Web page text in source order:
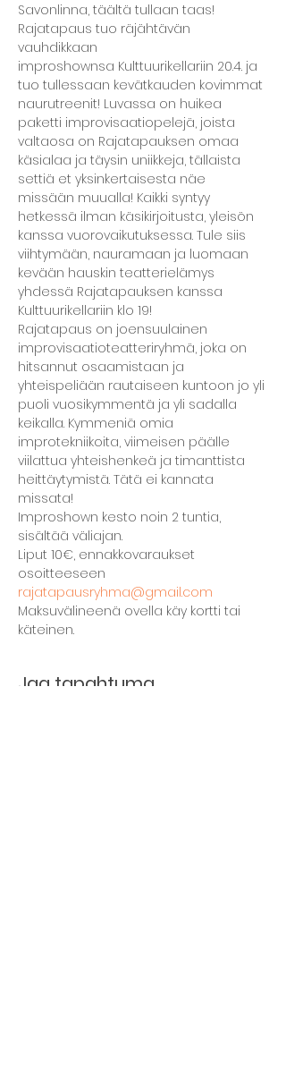
Savonlinna, täältä tullaan taas!
Rajatapaus tuo räjähtävän
vauhdikkaan
improshownsa Kulttuurikellariin 20.4. ja
tuo tullessaan kevätkauden kovimmat
naurutreenit! Luvassa on huikea
paketti improvisaatiopelejä, joista
valtaosa on Rajatapauksen omaa
käsialaa ja täysin uniikkeja, tällaista
settiä et yksinkertaisesta näe
missään muualla! Kaikki syntyy
hetkessä ilman käsikirjoitusta, yleisön
kanssa vuorovaikutuksessa. Tule siis
viihtymään, nauramaan ja luomaan
kevään hauskin teatterielämys
yhdessä Rajatapauksen kanssa
Kulttuurikellariin klo 19!
Rajatapaus on joensuulainen
improvisaatioteatteriryhmä, joka on
hitsannut osaamistaan ja
yhteispeliään rautaiseen kuntoon jo yli
puoli vuosikymmentä ja yli sadalla
keikalla. Kymmeniä omia
improtekniikoita, viimeisen päälle
viilattua yhteishenkeä ja timanttista
heittäytymistä. Tätä ei kannata
missata!
Improshown kesto noin 2 tuntia,
sisältää väliajan.
Liput 10€, ennakkovaraukset
osoitteeseen
rajatapausryhma@gmail.com
Maksuvälineenä ovella käy kortti tai
käteinen.
Jaa tapahtuma